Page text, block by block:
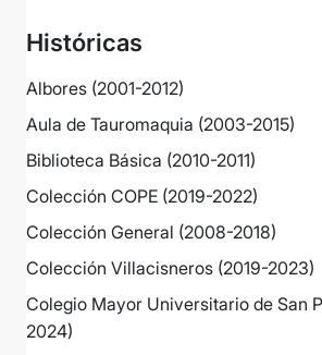
Históricas
Albores (2001-2012)
Aula de Tauromaquia (2003-2015)
Biblioteca Básica (2010-2011)
Colección COPE (2019-2022)
Colección General (2008-2018)
Colección Villacisneros (2019-2023)
Colegio Mayor Universitario de San
2024)